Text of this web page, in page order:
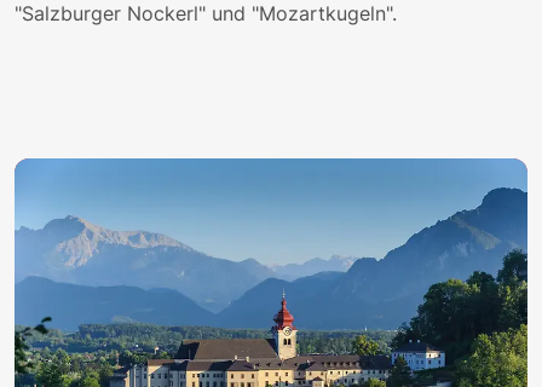
"Salzburger Nockerl" und "Mozartkugeln".